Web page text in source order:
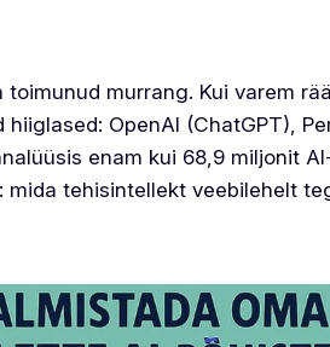
murrang. Kui varem
OpenAI (ChatGPT),
enam kui 68,9 miljonit
mida tehisintellekt veebilehelt